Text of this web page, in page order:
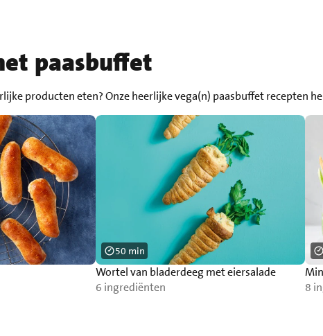
paasbuffet
producten eten? Onze heerlijke vega(n) paasbuffet recepten
Wortel van bladerdeeg met eiersalade
6 ingrediënten
50 min
8